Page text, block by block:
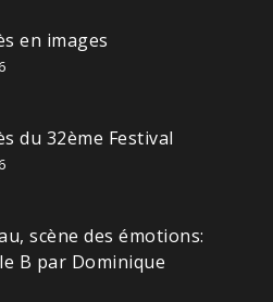
en images
du 32ème Festival
scène des émotions:
B par Dominique